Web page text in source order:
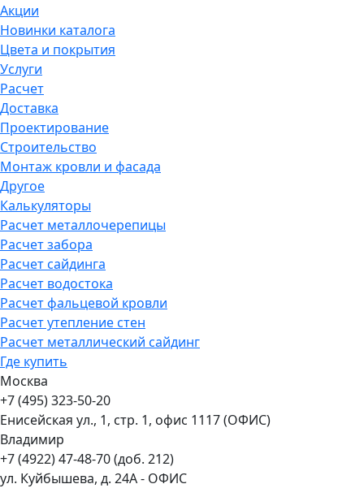
Акции
Новинки каталога
Цвета и покрытия
Услуги
Расчет
Доставка
Проектирование
Строительство
Монтаж кровли и фасада
Другое
Калькуляторы
Расчет металлочерепицы
Расчет забора
Расчет сайдинга
Расчет водостока
Расчет фальцевой кровли
Расчет утепление стен
Расчет металлический сайдинг
Где купить
Москва
+7 (495) 323-50-20
Енисейская ул., 1, стр. 1, офис 1117 (ОФИС)
Владимир
+7 (4922) 47-48-70 (доб. 212)
ул. Куйбышева, д. 24А - ОФИС